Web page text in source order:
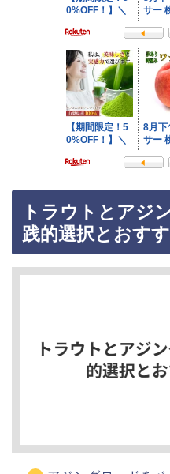
トラウトとアジ
践的選択とおす